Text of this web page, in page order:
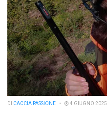
DI CACCIA PASSIONE 4 GIUGNO 2025